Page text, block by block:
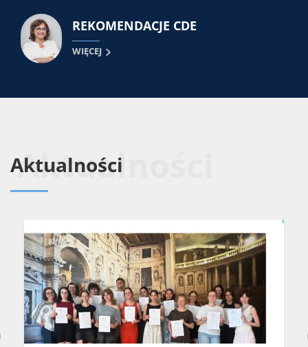
REKOMENDACJE CDE
WIĘCEJ
Aktualności
Aktualności
Previous